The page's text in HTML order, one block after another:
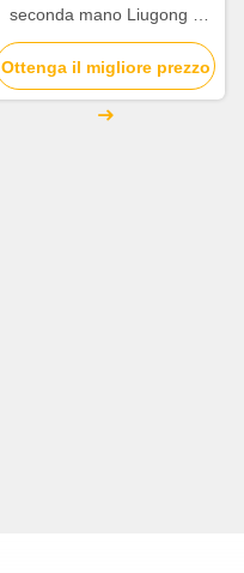
seconda mano Liugong 8
tonnellate Cranes mobili
2012 QY8A utilizzati
Ottenga il migliore prezzo